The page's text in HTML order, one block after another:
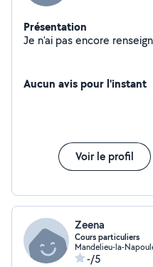
Présentation
Aucun avis pour l'instant
Voir le profil
Zeena
Cours particuliers
Mandelieu-la-
-/5